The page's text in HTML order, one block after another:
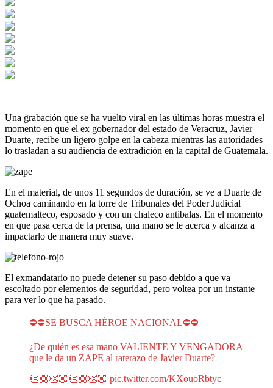
Una grabación que se ha vuelto viral en las últimas horas muestra el
momento en que el ex gobernador del estado de Veracruz, Javier
Duarte, recibe un ligero golpe en la cabeza mientras las autoridades
lo trasladan a su audiencia de extradición en la capital de Guatemala.
En el material, de unos 11 segundos de duración, se ve a Duarte de
Ochoa caminando en la torre de Tribunales del Poder Judicial
guatemalteco, esposado y con un chaleco antibalas. En el momento
en que pasa cerca de la prensa, una mano se le acerca y alcanza a
impactarlo de manera muy suave.
El exmandatario no puede detener su paso debido a que va
escoltado por elementos de seguridad, pero voltea por un instante
para ver lo que ha pasado.
⛔️⛔️SE BUSCA HÉROE NACIONAL⛔️⛔️
¿De quién es esa mano VALIENTE Y VENGADORA
que le da un ZAPE al raterazo de Javier Duarte?
👏🏼👏🏼👏🏼👏🏼 pic.twitter.com/KXouoRbtyc